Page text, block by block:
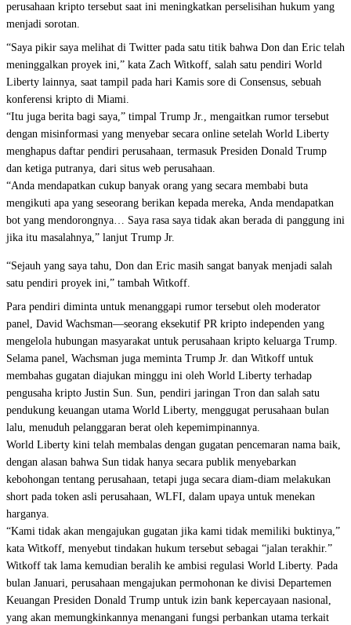
perusahaan kripto tersebut saat ini meningkatkan perselisihan hukum yang
menjadi sorotan.
“Saya pikir saya melihat di Twitter pada satu titik bahwa Don dan Eric telah
meninggalkan proyek ini,” kata Zach Witkoff, salah satu pendiri World
Liberty lainnya, saat tampil pada hari Kamis sore di Consensus, sebuah
konferensi kripto di Miami.
“Itu juga berita bagi saya,” timpal Trump Jr., mengaitkan rumor tersebut
dengan misinformasi yang menyebar secara online setelah World Liberty
menghapus daftar pendiri perusahaan, termasuk Presiden Donald Trump
dan ketiga putranya, dari situs web perusahaan.
“Anda mendapatkan cukup banyak orang yang secara membabi buta
mengikuti apa yang seseorang berikan kepada mereka, Anda mendapatkan
bot yang mendorongnya… Saya rasa saya tidak akan berada di panggung ini
jika itu masalahnya,” lanjut Trump Jr.
“Sejauh yang saya tahu, Don dan Eric masih sangat banyak menjadi salah
satu pendiri proyek ini,” tambah Witkoff.
Para pendiri diminta untuk menanggapi rumor tersebut oleh moderator
panel, David Wachsman—seorang eksekutif PR kripto independen yang
mengelola hubungan masyarakat untuk perusahaan kripto keluarga Trump.
Selama panel, Wachsman juga meminta Trump Jr. dan Witkoff untuk
membahas gugatan diajukan minggu ini oleh World Liberty terhadap
pengusaha kripto Justin Sun. Sun, pendiri jaringan Tron dan salah satu
pendukung keuangan utama World Liberty, menggugat perusahaan bulan
lalu, menuduh pelanggaran berat oleh kepemimpinannya.
World Liberty kini telah membalas dengan gugatan pencemaran nama baik,
dengan alasan bahwa Sun tidak hanya secara publik menyebarkan
kebohongan tentang perusahaan, tetapi juga secara diam-diam melakukan
short pada token asli perusahaan, WLFI, dalam upaya untuk menekan
harganya.
“Kami tidak akan mengajukan gugatan jika kami tidak memiliki buktinya,”
kata Witkoff, menyebut tindakan hukum tersebut sebagai “jalan terakhir.”
Witkoff tak lama kemudian beralih ke ambisi regulasi World Liberty. Pada
bulan Januari, perusahaan mengajukan permohonan ke divisi Departemen
Keuangan Presiden Donald Trump untuk izin bank kepercayaan nasional,
yang akan memungkinkannya menangani fungsi perbankan utama terkait